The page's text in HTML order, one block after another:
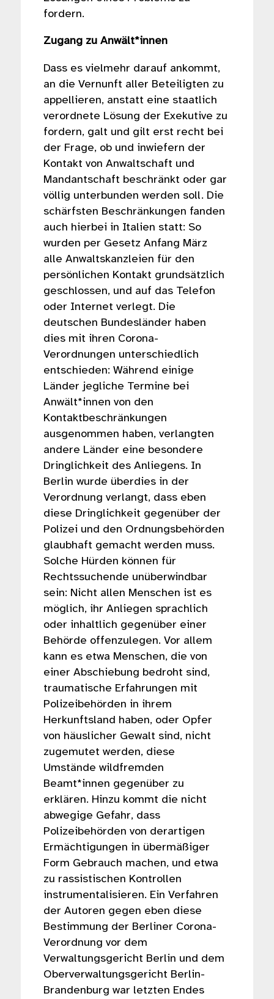
fordern.
Zugang zu Anwält*innen
Dass es vielmehr darauf ankommt,
an die Vernunft aller Beteiligten zu
appellieren, anstatt eine staatlich
verordnete Lösung der Exekutive zu
fordern, galt und gilt erst recht bei
der Frage, ob und inwiefern der
Kontakt von Anwaltschaft und
Mandantschaft beschränkt oder gar
völlig unterbunden werden soll. Die
schärfsten Beschränkungen fanden
auch hierbei in Italien statt: So
wurden per Gesetz Anfang März
alle Anwaltskanzleien für den
persönlichen Kontakt grundsätzlich
geschlossen, und auf das Telefon
oder Internet verlegt. Die
deutschen Bundesländer haben
dies mit ihren Corona-
Verordnungen unterschiedlich
entschieden: Während einige
Länder jegliche Termine bei
Anwält*innen von den
Kontaktbeschränkungen
ausgenommen haben, verlangten
andere Länder eine besondere
Dringlichkeit des Anliegens. In
Berlin wurde überdies in der
Verordnung verlangt, dass eben
diese Dringlichkeit gegenüber der
Polizei und den Ordnungsbehörden
glaubhaft gemacht werden muss.
Solche Hürden können für
Rechtssuchende unüberwindbar
sein: Nicht allen Menschen ist es
möglich, ihr Anliegen sprachlich
oder inhaltlich gegenüber einer
Behörde offenzulegen. Vor allem
kann es etwa Menschen, die von
einer Abschiebung bedroht sind,
traumatische Erfahrungen mit
Polizeibehörden in ihrem
Herkunftsland haben, oder Opfer
von häuslicher Gewalt sind, nicht
zugemutet werden, diese
Umstände wildfremden
Beamt*innen gegenüber zu
erklären. Hinzu kommt die nicht
abwegige Gefahr, dass
Polizeibehörden von derartigen
Ermächtigungen in übermäßiger
Form Gebrauch machen, und etwa
zu rassistischen Kontrollen
instrumentalisieren. Ein Verfahren
der Autoren gegen eben diese
Bestimmung der Berliner Corona-
Verordnung vor dem
Verwaltungsgericht Berlin und dem
Oberverwaltungsgericht Berlin-
Brandenburg war letzten Endes